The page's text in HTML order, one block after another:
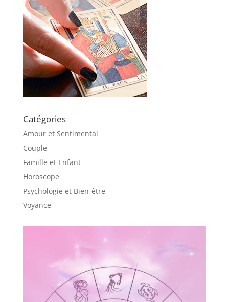
Catégories
Amour et Sentimental
Couple
Famille et Enfant
Horoscope
Psychologie et Bien-être
Voyance